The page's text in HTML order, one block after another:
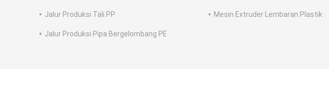
Jalur Produksi Tali PP Mesin Extruder Lembaran Plastik
Jalur Produksi Pipa Bergelombang PE